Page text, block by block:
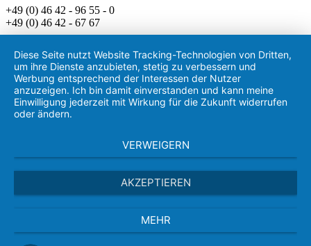
+49 (0) 46 42 - 96 55 - 0
+49 (0) 46 42 - 67 67
Diese Seite nutzt Website Tracking-Technologien von Dritten,
um ihre Dienste anzubieten, stetig zu verbessern und
Werbung entsprechend der Interessen der Nutzer
anzuzeigen. Ich bin damit einverstanden und kann meine
Einwilligung jederzeit mit Wirkung für die Zukunft widerrufen
oder ändern.
VERWEIGERN
AKZEPTIEREN
MEHR